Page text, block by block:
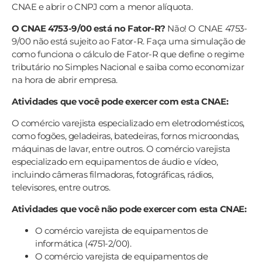
CNAE e abrir o CNPJ com a menor alíquota.
O CNAE 4753-9/00 está no Fator-R? Não! O CNAE 4753-
9/00 não está sujeito ao Fator-R. Faça uma simulação de
como funciona o cálculo de Fator-R que define o regime
tributário no Simples Nacional e saiba como economizar
na hora de abrir empresa.
Atividades que você pode exercer com esta CNAE:
O comércio varejista especializado em eletrodomésticos,
como fogões, geladeiras, batedeiras, fornos microondas,
máquinas de lavar, entre outros. O comércio varejista
especializado em equipamentos de áudio e vídeo,
incluindo câmeras filmadoras, fotográficas, rádios,
televisores, entre outros.
Atividades que você não pode exercer com esta CNAE:
O comércio varejista de equipamentos de
informática (4751-2/00).
O comércio varejista de equipamentos de